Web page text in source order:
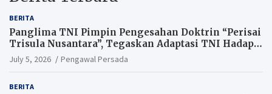
BERITA
Panglima TNI Pimpin Pengesahan Doktrin “Perisai
Trisula Nusantara”, Tegaskan Adaptasi TNI Hadapi
Perang Modern
July 5, 2026 Pengawal Persada
BERITA